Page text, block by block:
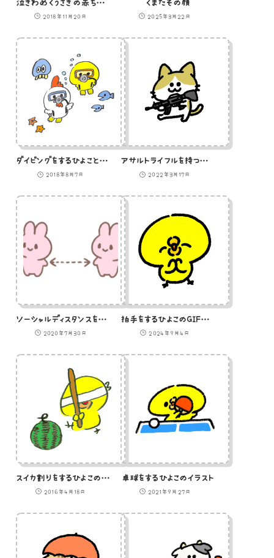
泣きわめくうさぎの赤ちゃんのイラスト
2018年11月20日
くまたその顔
2025年3月22日
ダイビングをするひよことニワトリのイラスト
2018年8月7日
アサルトライフルを持つ猫のイラスト
2022年3月17日
ソーシャルディスタンスを保つうさぎのイラスト
2020年7月30日
拍手をするひよこのGIFアニメ
2024年9月4日
スイカ割りをするひよこのイラスト
2016年4月18日
卓球をするひよこのイラスト
2021年9月27日